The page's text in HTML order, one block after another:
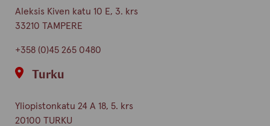
Aleksis Kiven katu 10 E, 3. krs
33210 TAMPERE
+358 (0)45 265 0480
Turku
Yliopistonkatu 24 A 18, 5. krs
20100 TURKU